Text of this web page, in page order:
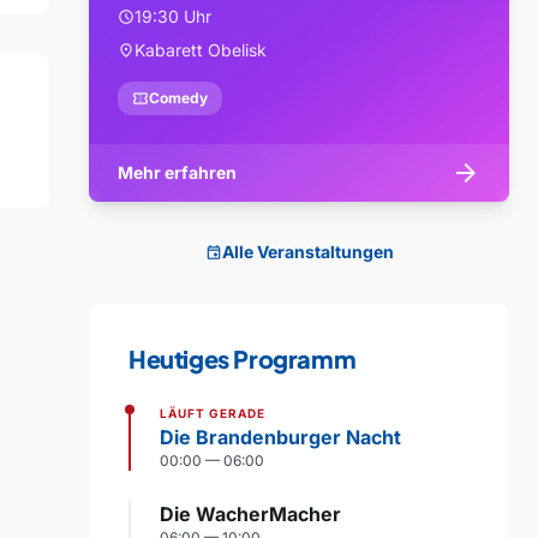
schedule19:30 Uhr
location_onKabarett Obelisk
confirmation_numberComedy
Mehr erfahren arrow_forward
eventAlle Veranstaltungen
Heutiges Programm
LÄUFT GERADE
Die Brandenburger Nacht
00:00 — 06:00
Die WacherMacher